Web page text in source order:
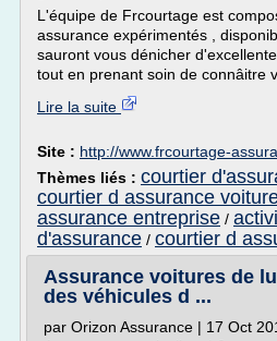
L'équipe de Frcourtage est
assurance expérimentés ,
sauront vous dénicher
tout en prenant soin de connâitre
Lire la suite
Site : http://www.frcourtage-
Thèmes liés : courtier
courtier d assurance
assurance entreprise /
d'assurance / courtier d
Assurance voitures de
des véhicules d ...
par Orizon Assurance | 17 Oct